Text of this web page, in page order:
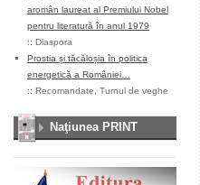
aromân laureat al Premiului Nobel
pentru literatură în anul 1979
:: Diaspora
Prostia și tăcăloșia în politica
energetică a României…
:: Recomandate Turnul de veghe
Naţiunea PRINT